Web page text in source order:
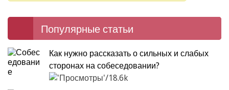
Популярные статьи
Как нужно рассказать о сильных и слабых
сторонах на собеседовании?
18.6k